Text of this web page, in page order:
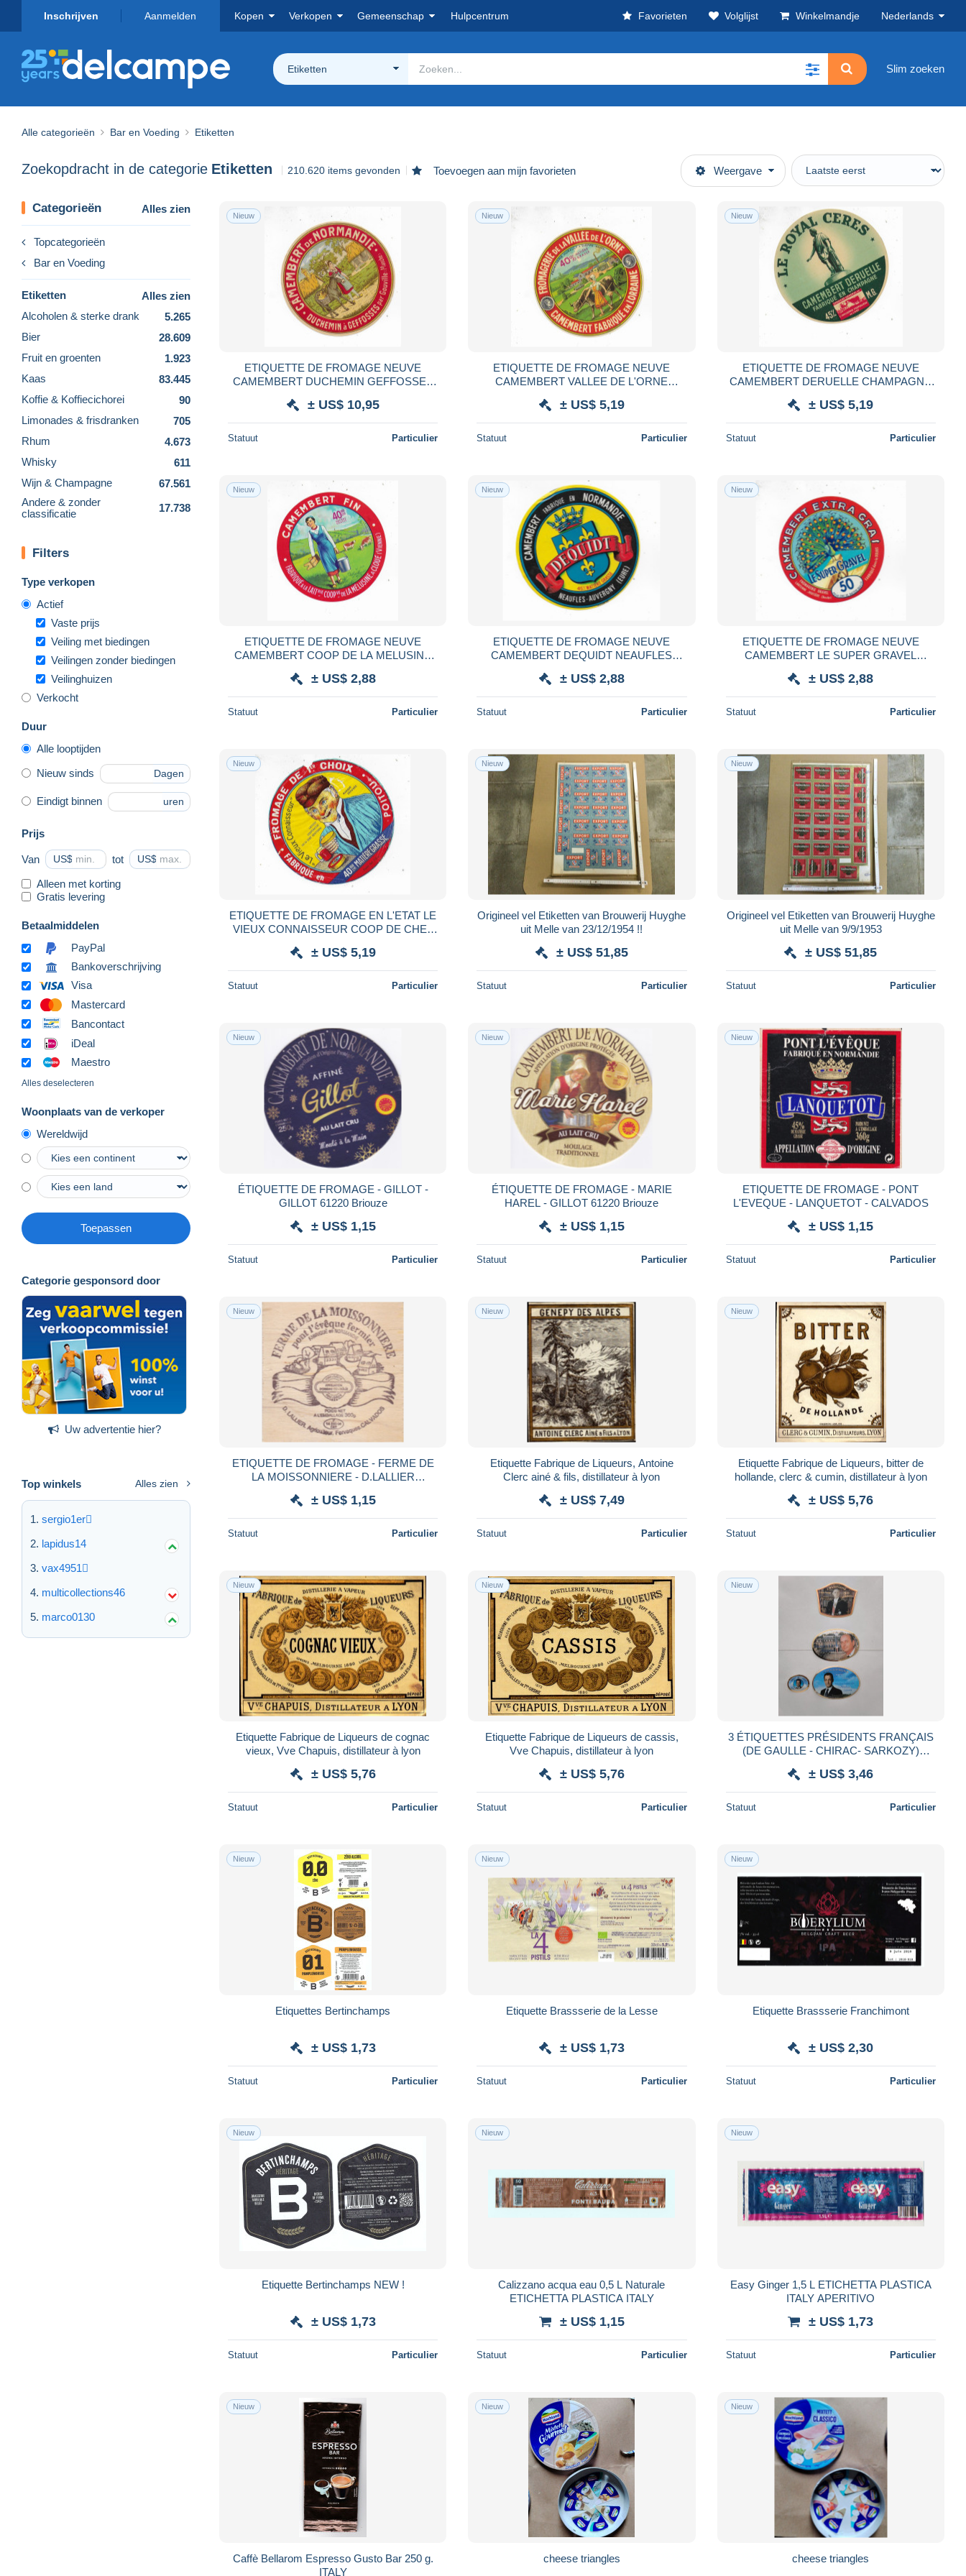
Inschrijven Aanmelden Kopen Verkopen Gemeenschap Hulpcentrum Favorieten Volglijst Winkelmandje Nederlands
Etiketten Slim zoeken
Alle categorieën Bar en Voeding Etiketten
Zoekopdracht in de categorie Etiketten 210.620 items gevonden Toevoegen aan mijn favorieten Weergave
Categorieën Alles zien
Topcategorieën
Bar en Voeding
Etiketten
Alles zien
Alcoholen & sterke drank
5.265
Bier
28.609
Fruit en groenten
1.923
Kaas
83.445
Koffie & Koffiecichorei
90
Limonades & frisdranken
705
Rhum
4.673
Whisky
611
Wijn & Champagne
67.561
Andere & zonder
classificatie
17.738
Filters
Type verkopen
Actief
Vaste prijs
Veiling met biedingen
Veilingen zonder biedingen
Veilinghuizen
Verkocht
Duur
Alle looptijden
Nieuw sinds Dagen
Eindigt binnen uren
Prijs
Van US$ tot US$
Alleen met korting
Gratis levering
Betaalmiddelen
PayPal
Bankoverschrijving
Visa
Mastercard
Bancontact
iDeal
Maestro
Alles deselecteren
Woonplaats van de verkoper
Wereldwijd
Toepassen
Categorie gesponsord door
Uw advertentie hier?
Top winkels Alles zien
sergio1er
lapidus14
vax4951
multicollections46
marco0130
Nieuw
ETIQUETTE DE FROMAGE NEUVE
CAMEMBERT DUCHEMIN GEFFOSSES
± US$ 10,95
Statuut Particulier
Nieuw
ETIQUETTE DE FROMAGE NEUVE
CAMEMBERT VALLEE DE L'ORNE
± US$ 5,19
Statuut Particulier
Nieuw
ETIQUETTE DE FROMAGE NEUVE
CAMEMBERT DERUELLE CHAMPAGNE
± US$ 5,19
Statuut Particulier
Nieuw
ETIQUETTE DE FROMAGE NEUVE
CAMEMBERT COOP DE LA MELUSINE
± US$ 2,88
Statuut Particulier
Nieuw
ETIQUETTE DE FROMAGE NEUVE
CAMEMBERT DEQUIDT NEAUFLES
± US$ 2,88
Statuut Particulier
Nieuw
ETIQUETTE DE FROMAGE NEUVE
CAMEMBERT LE SUPER GRAVEL
± US$ 2,88
Statuut Particulier
Nieuw
ETIQUETTE DE FROMAGE EN L'ETAT LE
VIEUX CONNAISSEUR COOP DE CHEF
± US$ 5,19
Statuut Particulier
Nieuw
Origineel vel Etiketten van Brouwerij Huyghe
uit Melle van 23/12/1954 !!
± US$ 51,85
Statuut Particulier
Nieuw
Origineel vel Etiketten van Brouwerij Huyghe
uit Melle van 9/9/1953
± US$ 51,85
Statuut Particulier
Nieuw
ÉTIQUETTE DE FROMAGE - GILLOT -
GILLOT 61220 Briouze
± US$ 1,15
Statuut Particulier
Nieuw
ÉTIQUETTE DE FROMAGE - MARIE
HAREL - GILLOT 61220 Briouze
± US$ 1,15
Statuut Particulier
Nieuw
ETIQUETTE DE FROMAGE - PONT
L'EVEQUE - LANQUETOT - CALVADOS
± US$ 1,15
Statuut Particulier
Nieuw
ETIQUETTE DE FROMAGE - FERME DE
LA MOISSONNIERE - D.LALLIER
± US$ 1,15
Statuut Particulier
Nieuw
Etiquette Fabrique de Liqueurs, Antoine
Clerc ainé & fils, distillateur à lyon
± US$ 7,49
Statuut Particulier
Nieuw
Etiquette Fabrique de Liqueurs, bitter de
hollande, clerc & cumin, distillateur à lyon
± US$ 5,76
Statuut Particulier
Nieuw
Etiquette Fabrique de Liqueurs de cognac
vieux, Vve Chapuis, distillateur à lyon
± US$ 5,76
Statuut Particulier
Nieuw
Etiquette Fabrique de Liqueurs de cassis,
Vve Chapuis, distillateur à lyon
± US$ 5,76
Statuut Particulier
Nieuw
3 ÉTIQUETTES PRÉSIDENTS FRANÇAIS
(DE GAULLE - CHIRAC- SARKOZY)
MIGNON LE BREUIL FRANCE
± US$ 3,46
Statuut Particulier
Nieuw
Etiquettes Bertinchamps
± US$ 1,73
Statuut Particulier
Nieuw
Etiquette Brassserie de la Lesse
± US$ 1,73
Statuut Particulier
Nieuw
Etiquette Brassserie Franchimont
± US$ 2,30
Statuut Particulier
Nieuw
Etiquette Bertinchamps NEW !
± US$ 1,73
Statuut Particulier
Nieuw
Calizzano acqua eau 0,5 L Naturale
ETICHETTA PLASTICA ITALY
± US$ 1,15
Statuut Particulier
Nieuw
Easy Ginger 1,5 L ETICHETTA PLASTICA
ITALY APERITIVO
± US$ 1,73
Statuut Particulier
Nieuw
Caffè Bellarom Espresso Gusto Bar 250 g.
ITALY
Nieuw
cheese triangles
Nieuw
cheese triangles